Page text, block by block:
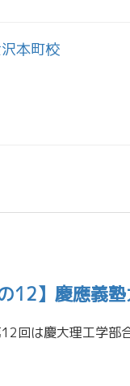
本町校
12】慶應義